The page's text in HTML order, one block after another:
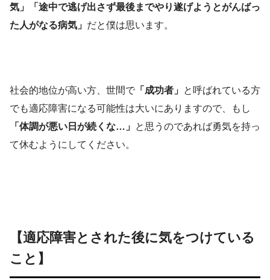
気」「途中で逃げ出さず最後までやり遂げようとがんばっ
た人がなる病気」 だと僕は思います。
社会的地位が高い方、世間で 「成功者」 と呼ばれている方
でも適応障害になる可能性は大いにありますので、もし
「体調が悪い日が続くな…」 と思うのであれば勇気を持っ
て休むようにしてください。
【適応障害とされた後に気をつけている
こと】